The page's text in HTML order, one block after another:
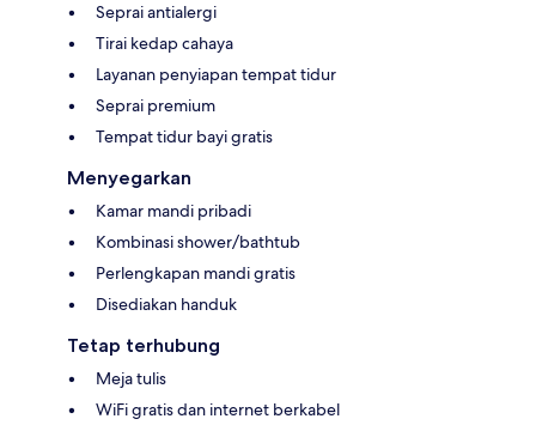
Seprai antialergi
Tirai kedap cahaya
Layanan penyiapan tempat tidur
Seprai premium
Tempat tidur bayi gratis
Menyegarkan
Kamar mandi pribadi
Kombinasi shower/bathtub
Perlengkapan mandi gratis
Disediakan handuk
Tetap terhubung
Meja tulis
WiFi gratis dan internet berkabel